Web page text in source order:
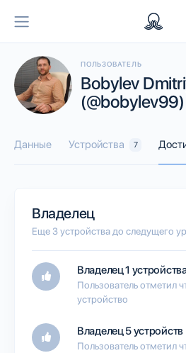
ПОЛЬЗОВАТЕЛЬ
Bobylev
(@bobylev99)
Данные Устройства 7
Владелец
Еще 3 устройства до следущего
Владелец 1
Пользователь отметил
устройство
Владелец 5 устройств
Пользователь отметил